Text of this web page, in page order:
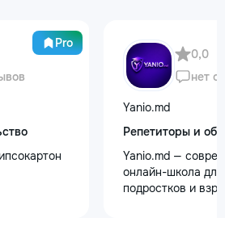
Pro
0,0
нет
Yanio.md
Репетиторы и
Yanio.md —
онлайн-школа для
подростков и